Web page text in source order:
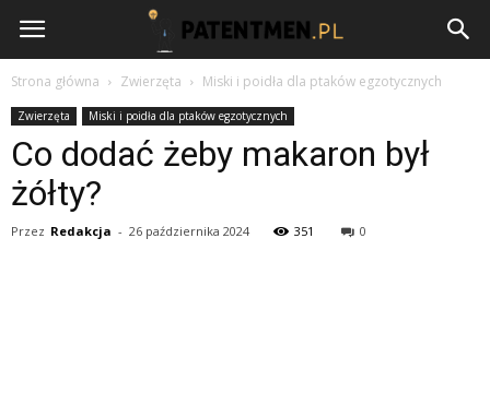
Patentmen.pl
Strona główna Zwierzęta Miski i poidła dla ptaków egzotycznych
Zwierzęta Miski i poidła dla ptaków egzotycznych
Co dodać żeby makaron był
żółty?
Przez Redakcja - 26 października 2024 351 0